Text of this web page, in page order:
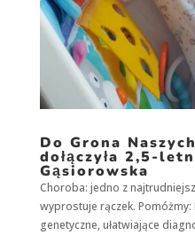
Do Grona
dołączyła 2,5-
Gąsiorowska
Choroba: jedno z
wyprostuje rączek.
genetyczne, ułatwiające